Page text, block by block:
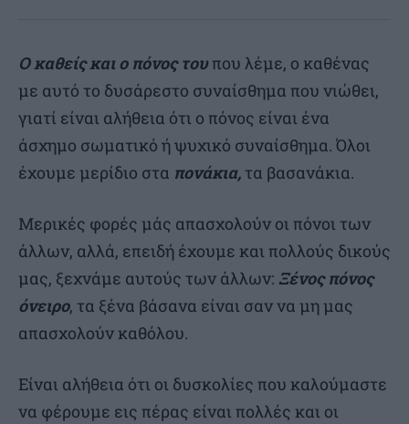
Ο καθείς και ο πόνος του που λέμε, ο καθένας
με αυτό το δυσάρεστο συναίσθημα που νιώθει,
γιατί είναι αλήθεια ότι ο πόνος είναι ένα
άσχημο σωματικό ή ψυχικό συναίσθημα. Όλοι
έχουμε μερίδιο στα πονάκια,τα βασανάκια.
Μερικές φορές μάς απασχολούν οι πόνοι των
άλλων, αλλά, επειδή έχουμε και πολλούς δικούς
μας, ξεχνάμε αυτούς των άλλων: Ξένος πόνος
όνειρο, τα ξένα βάσανα είναι σαν να μη μας
απασχολούν καθόλου.
Είναι αλήθεια ότι οι δυσκολίες που καλούμαστε
να φέρουμε εις πέρας είναι πολλές και οι